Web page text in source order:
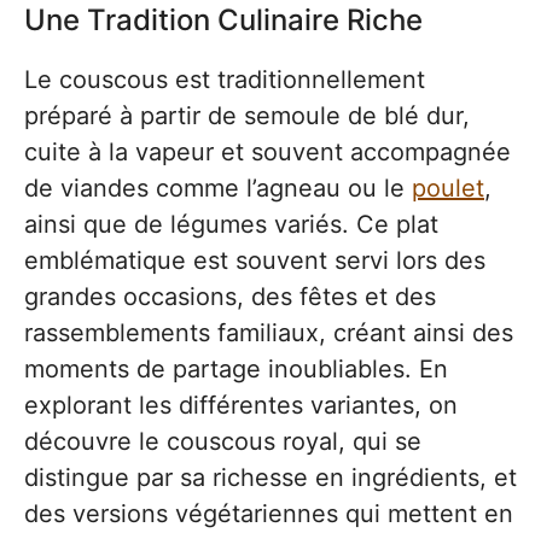
Une Tradition Culinaire Riche
Le couscous est traditionnellement
préparé à partir de semoule de blé dur,
cuite à la vapeur et souvent accompagnée
de viandes comme l’agneau ou le poulet,
ainsi que de légumes variés. Ce plat
emblématique est souvent servi lors des
grandes occasions, des fêtes et des
rassemblements familiaux, créant ainsi des
moments de partage inoubliables. En
explorant les différentes variantes, on
découvre le couscous royal, qui se
distingue par sa richesse en ingrédients, et
des versions végétariennes qui mettent en